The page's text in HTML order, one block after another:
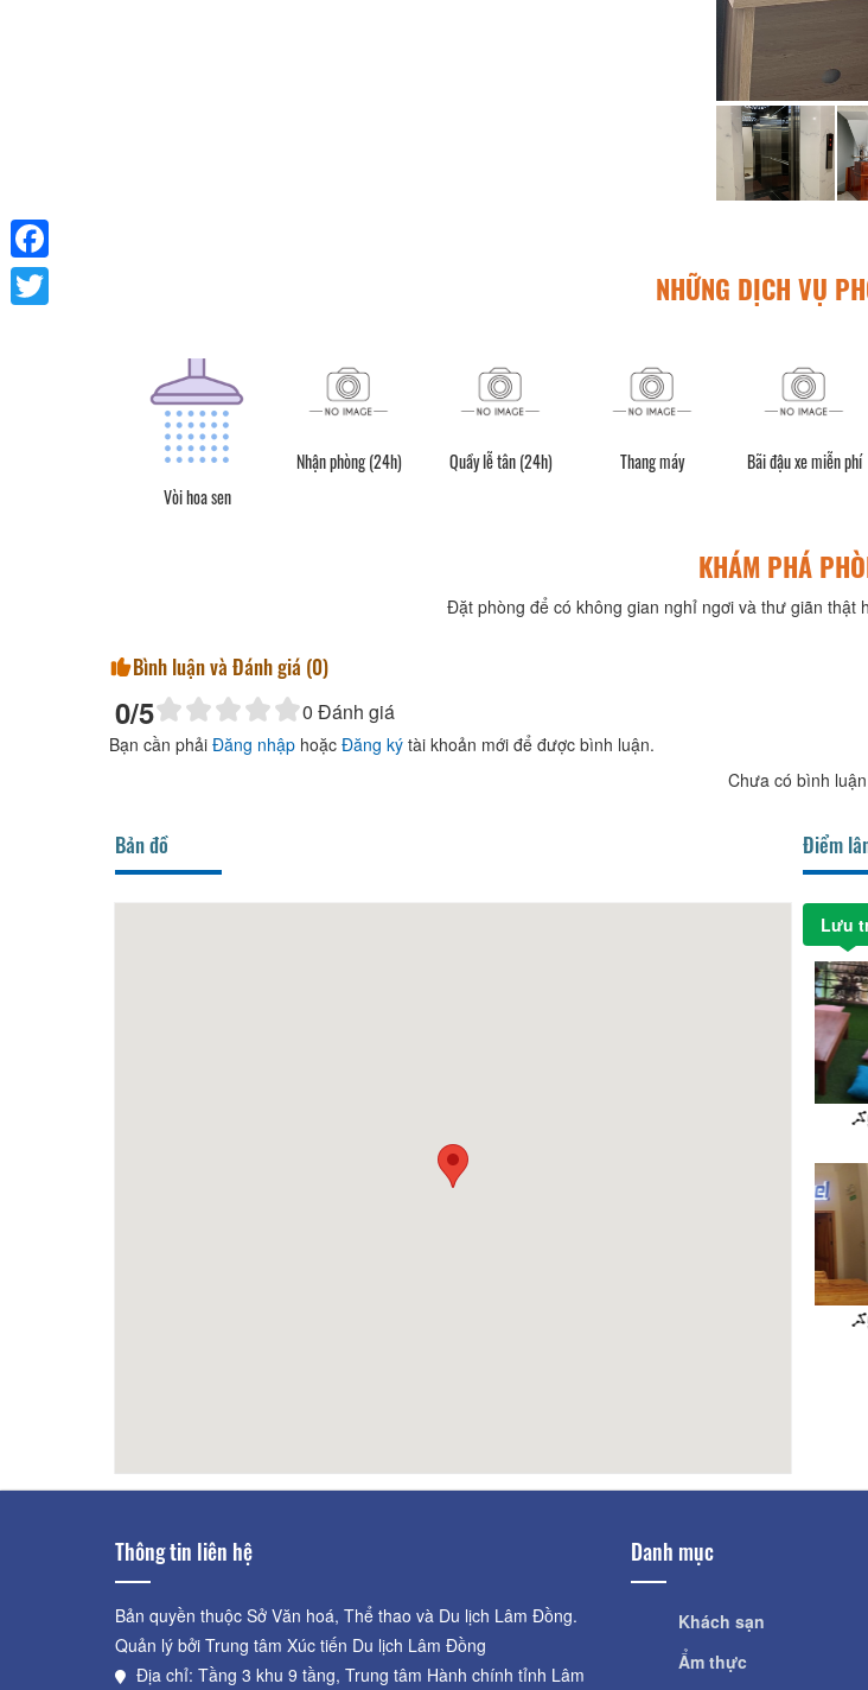
NHỮNG DỊCH VỤ
Vòi hoa sen
Nhận phòng (24h) Quầy lễ tân (24h) Thang máy Bãi đậu xe miễn phí
KHÁM PHÁ
Đặt phòng để có không gian nghỉ ngơi và thư giãn thật
Bình luận và Đánh giá (0)
0/5 0 Đánh giá
Bạn cần phải Đăng nhập hoặc Đăng ký tài khoản mới để được bình luận.
Chưa có bình luận
Bản đồ Điểm
Lưu
CSLT
Tin
Thông tin liên hệ
Bản quyền thuộc Sở Văn hoá, Thể thao và Du lịch Lâm Đồng.
Quản lý bởi Trung tâm Xúc tiến Du lịch Lâm Đồng
Địa chỉ: Tầng 3 khu 9 tầng, Trung tâm Hành chính tỉnh Lâm
Danh mục
Khách sạn
Ẩm thực
Facebook